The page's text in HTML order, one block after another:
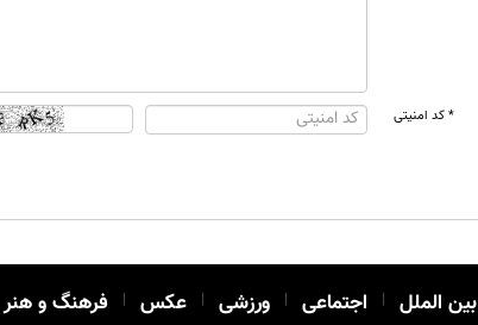
* کد امنیتی
بین الملل | اجتماعی | ورزشی | عکس | فرهنگ و هنر